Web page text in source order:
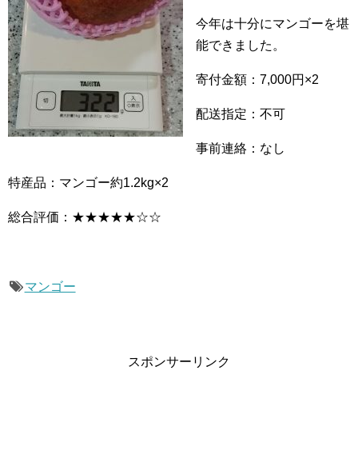
今年は十分にマンゴーを堪
能できました。
寄付金額：7,000円×2
配送指定：不可
事前連絡：なし
特産品：マンゴー約1.2kg×2
総合評価：★★★★★☆☆
マンゴー
スポンサーリンク